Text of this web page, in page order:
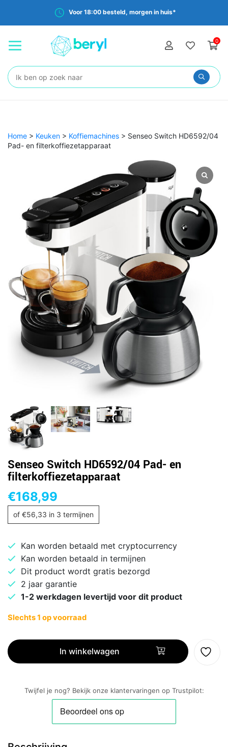
Voor 18:00 besteld, morgen in huis*
0
Zoeken:
Home > Keuken > Koffiemachines > Senseo Switch HD6592/04
Pad- en filterkoffiezetapparaat
Senseo Switch HD6592/04 Pad- en
filterkoffiezetapparaat
€168,99
of €56,33 in 3 termijnen
Kan worden betaald met cryptocurrency
Kan worden betaald in termijnen
Dit product wordt gratis bezorgd
2 jaar garantie
1-2 werkdagen levertijd voor dit product
Slechts 1 op voorraad
Senseo
Switch
HD6592/04
filterkoffiezetapparaat
In winkelwagen
Twijfel je nog? Bekijk onze klantervaringen op Trustpilot: